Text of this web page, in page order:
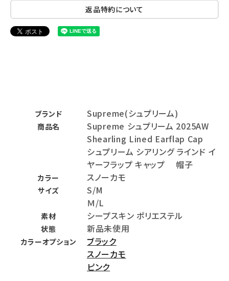
返品特約について
ブランド Supreme(シュプリーム)
商品名
Supreme シュプリーム 2025AW
Shearling Lined Earflap Cap
シュプリーム シアリング ラインド イ
ヤーフラップ キャップ 帽子
カラー スノーカモ
サイズ
S/M
Ｍ/L
素材 シープスキン ポリエステル
状態 新品未使用
カラーオプション
ブラック
スノーカモ
ピンク